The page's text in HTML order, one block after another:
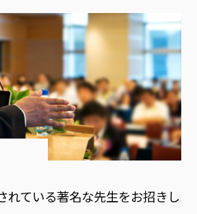
れている著名な先生をお招きし